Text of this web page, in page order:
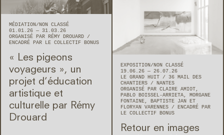
MÉDIATION
NON CLASSÉ
01.01.26 — 31.03.26
ORGANISÉ PAR RÉMY DROUARD
ENCADRÉ PAR LE COLLECTIF BONUS
« Les pigeons
voyageurs », un
projet d’éducation
artistique et
culturelle par Rémy
Drouard
EXPOSITION NON CLASSÉ
19.06.26 — 26.07.26
LE GRAND HUIT
36 MAIL DES
CHANTIERS
NANTES
ORGANISÉ PAR CLAIRE AMIOT,
PABLO BOISSEL-ARRIETA, MORGANE
FONTAINE, BAPTISTE JAN ET
FLORYAN VARENNES
ENCADRÉ PAR
LE COLLECTIF BONUS
Retour en images